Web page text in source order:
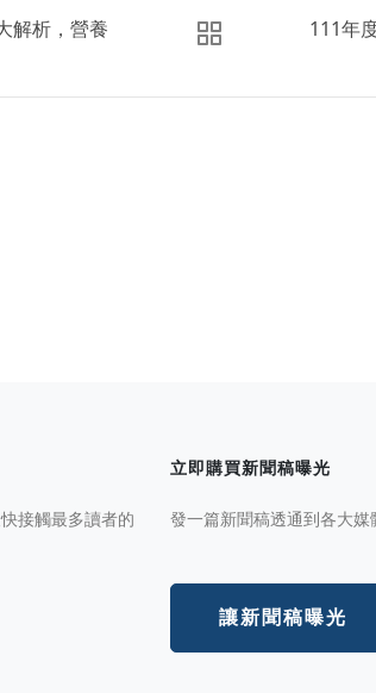
解析，營養
111年
接觸最多讀者的
立即購買新聞稿曝光
發一篇新聞稿透通到各大媒
讓新聞稿曝光